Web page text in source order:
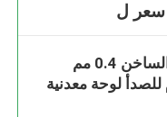
سعر ل
المدرفلة على الساخن 0.4 مم
للصدأ لوحة معدنية